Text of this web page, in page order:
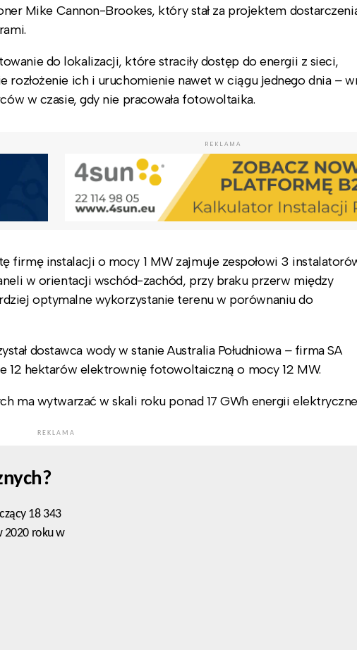
Mike Cannon-Brookes, który stał za projektem
do lokalizacji, które straciły dostęp do energii z sieci,
ich i uruchomienie nawet w ciągu jednego dnia –
w czasie, gdy nie pracowała fotowoltaika.
REKLAMA
firmę instalacji o mocy 1 MW zajmuje zespołowi 3
w orientacji wschód-zachód, przy braku przerw między
optymalne wykorzystanie terenu w porównaniu do
dostawca wody w stanie Australia Południowa –firma SA
12 hektarów elektrownię fotowoltaiczną o mocy 12 MW.
ma wytwarzać w skali roku ponad 17 GWh energii
REKLAMA
18 343
2020 roku w